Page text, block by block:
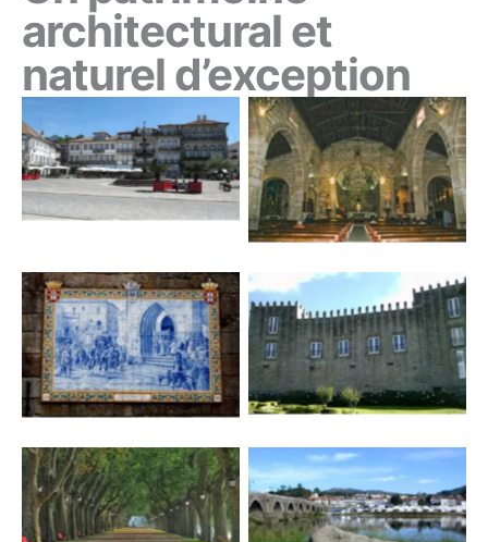
architectural et
naturel d’exception